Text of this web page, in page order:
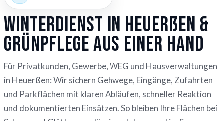
Winterdienst in Heuerßen &
Grünpflege aus einer Hand
Für Privatkunden, Gewerbe, WEG und Hausverwaltungen
in Heuerßen: Wir sichern Gehwege, Eingänge, Zufahrten
und Parkflächen mit klaren Abläufen, schneller Reaktion
und dokumentierten Einsätzen. So bleiben Ihre Flächen bei